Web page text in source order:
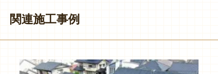
関連施工事例